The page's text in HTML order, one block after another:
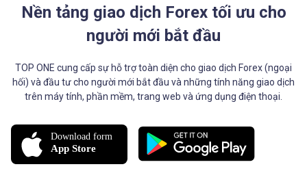
Nền tảng giao dịch Forex tối ưu cho
người mới bắt đầu
TOP ONE cung cấp sự hỗ trợ toàn diện cho giao dịch Forex (ngoại
hối) và đầu tư cho người mới bắt đầu và những tính năng giao dịch
trên máy tính, phần mềm, trang web và ứng dụng điện thoại.